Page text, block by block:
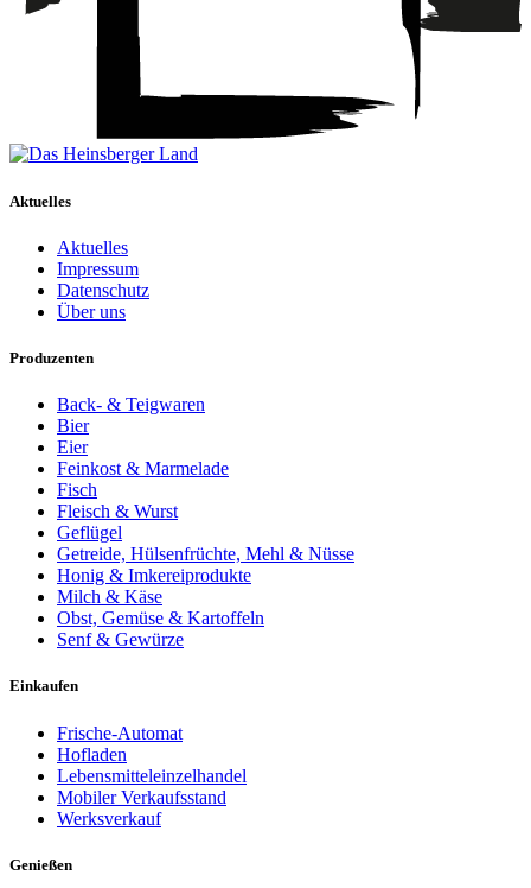
Aktuelles
Aktuelles
Impressum
Datenschutz
Über uns
Produzenten
Back- & Teigwaren
Bier
Eier
Feinkost & Marmelade
Fisch
Fleisch & Wurst
Geflügel
Getreide, Hülsenfrüchte, Mehl & Nüsse
Honig & Imkereiprodukte
Milch & Käse
Obst, Gemüse & Kartoffeln
Senf & Gewürze
Einkaufen
Frische-Automat
Hofladen
Lebensmitteleinzelhandel
Mobiler Verkaufsstand
Werksverkauf
Genießen